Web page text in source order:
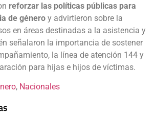
reforzar las políticas públicas para
de género y advirtieron sobre la
en áreas destinadas a la asistencia y
señalaron la importancia de sostener
la línea de atención 144 y
para hijas e hijos de víctimas.
, Nacionales